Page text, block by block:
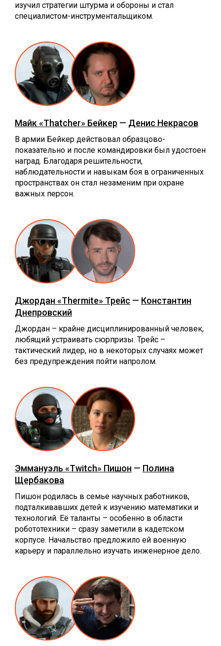
изучил стратегии штурма и обороны и стал
специалистом-инструментальщиком.
Майк «Thatcher» Бейкер — Денис Некрасов
В армии Бейкер действовал образцово-
показательно и после командировки был удостоен
наград. Благодаря решительности,
наблюдательности и навыкам боя в ограниченных
пространствах он стал незаменим при охране
важных персон.
Джордан «Thermite» Трейс — Константин
Днепровский
Джордан – крайне дисциплинированный человек,
любящий устраивать сюрпризы. Трейс –
тактический лидер, но в некоторых случаях может
без предупреждения пойти напролом.
Эммануэль «Twitch» Пишон — Полина
Щербакова
Пишон родилась в семье научных работников,
подталкивавших детей к изучению математики и
технологий. Её таланты – особенно в области
робототехники – сразу заметили в кадетском
корпусе. Начальство предложило ей военную
карьеру и параллельно изучать инженерное дело.